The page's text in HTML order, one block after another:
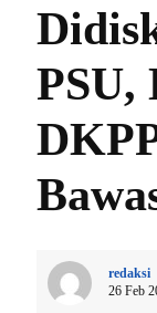
PSU,
redaksi
26 Feb